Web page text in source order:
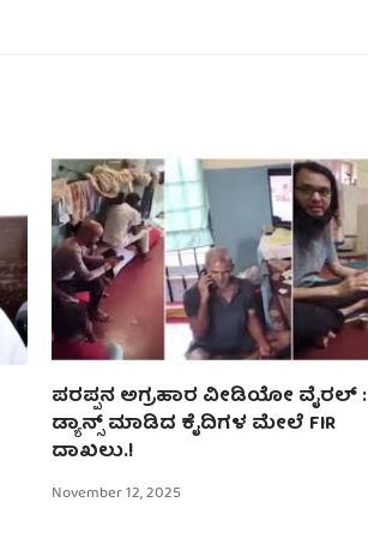
ಪರಪ್ಪನ ಅಗ್ರಹಾರ ವೀಡಿಯೋ ವೈರಲ್‌ :
ಡ್ಯಾನ್ಸ್ ಮಾಡಿದ ಕೈದಿಗಳ ಮೇಲೆ FIR
ದಾಖಲು.!
November 12, 2025